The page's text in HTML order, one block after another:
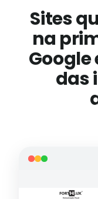
Sites
na
Google
das